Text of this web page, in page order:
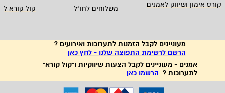
קורס אימון ושיווק לאמנים
משלוחים לחו"ל קול קורא
מעוניינים לקבל הזמנות לתערוכות ואירועים ?
הרשם לרשימת התפוצה שלנו - לחץ כאן
אמנים - מעוניינים לקבל הצעות שיווקיות ו"קול קורא"
לתערוכות ? הרשמו כאן